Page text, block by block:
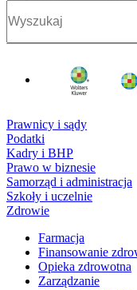
Prawnicy i sądy
Podatki
Kadry i BHP
Prawo w biznesie
Samorząd i administracja
Szkoły i uczelnie
Zdrowie
Farmacja
Finansowanie
Opieka zdrowotna
Zarządzanie